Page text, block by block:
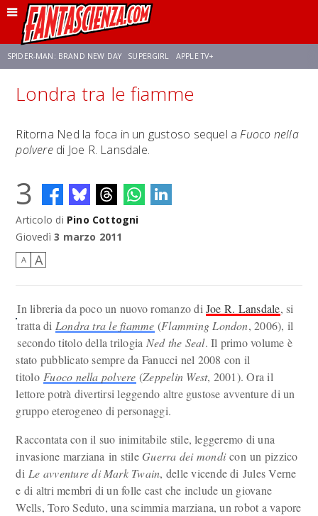
SPIDER-MAN: BRAND NEW DAY SUPERGIRL APPLE TV+
FRANCO RICCIARDIELLO ZENDAYA STAR TREK AVENGERS: DOOMSDAY
NETFLIX SADIE SINK CELIA ROSE GOODING
Londra tra le fiamme
Ritorna Ned la foca in un gustoso sequel aFuoco nella
polveredi Joe R. Lansdale.
3
Articolo di Pino Cottogni
Giovedì 3 marzo 2011
A A
In libreria da poco un nuovo romanzo diJoe R. Lansdale, si
tratta di Londra tra le fiamme (Flamming London, 2006), il
secondo titolo della trilogia Ned the Seal. Il primo volume è
stato pubblicato sempre da Fanucci nel 2008 con il
titolo Fuoco nella polvere (Zeppelin West, 2001). Ora il
lettore potrà divertirsi leggendo altre gustose avventure di un
gruppo eterogeneo di personaggi.
Raccontata con il suo inimitabile stile, leggeremo di una
invasione marziana in stile Guerra dei mondicon un pizzico
di Le avventure di Mark Twain, delle vicende di Jules Verne
e di altri membri di un folle cast che include un giovane
Wells, Toro Seduto, una scimmia marziana, un robot a vapore